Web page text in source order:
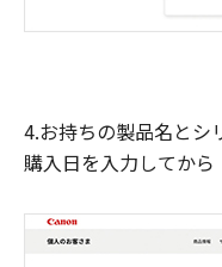
4.お持ちの製品名とシ
購入日を入力してか